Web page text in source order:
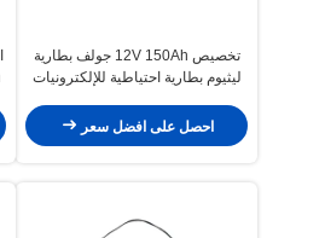
تخصيص 12V 150Ah جولف بطارية
ليثيوم بطارية احتياطية للإلكترونيات
احصل على افضل سعر